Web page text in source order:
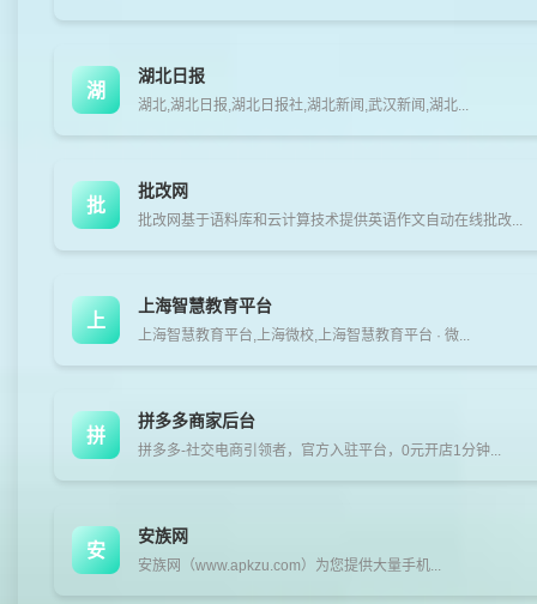
湖
湖北日报
湖北,湖北日报,湖北日报社,湖北新闻,武汉新闻,湖北...
批
批改网
批改网基于语料库和云计算技术提供英语作文自动在线批改...
上
上海智慧教育平台
上海智慧教育平台,上海微校,上海智慧教育平台 · 微...
拼
拼多多商家后台
拼多多-社交电商引领者，官方入驻平台，0元开店1分钟...
安
安族网
安族网（www.apkzu.com）为您提供大量手机...